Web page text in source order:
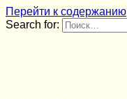
Перейти к содержанию
Search for: